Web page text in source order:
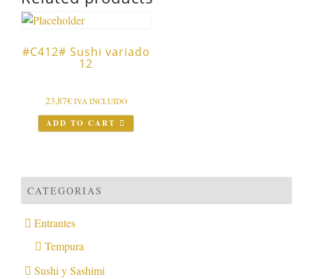
#C412# Sushi variado
12
23,87€ IVA INCLUIDO
ADD TO CART
CATEGORIAS
Entrantes
Tempura
Sushi y Sashimi